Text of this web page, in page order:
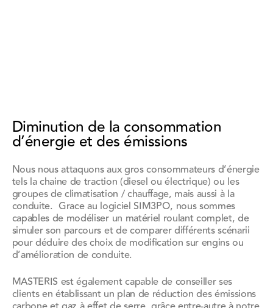
Diminution de la consommation
d’énergie et des émissions
Nous nous attaquons aux gros consommateurs d’énergie
tels la chaine de traction (diesel ou électrique) ou les
groupes de climatisation / chauffage, mais aussi à la
conduite. Grace au logiciel SIM3PO, nous sommes
capables de modéliser un matériel roulant complet, de
simuler son parcours et de comparer différents scénarii
pour déduire des choix de modification sur engins ou
d’amélioration de conduite.
MASTERIS est également capable de conseiller ses
clients en établissant un plan de réduction des émissions